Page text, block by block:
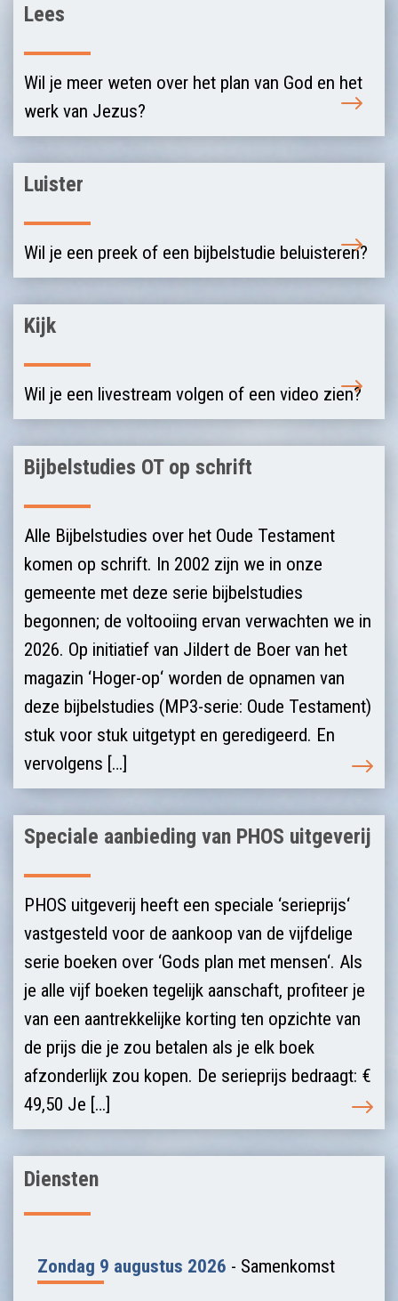
Lees
Wil je meer weten over het plan van God en het
werk van Jezus?
Luister
Wil je een preek of een bijbelstudie beluisteren?
Kijk
Wil je een livestream volgen of een video zien?
Bijbelstudies OT op schrift
Alle Bijbelstudies over het Oude Testament
komen op schrift. In 2002 zijn we in onze
gemeente met deze serie bijbelstudies
begonnen; de voltooiing ervan verwachten we in
2026. Op initiatief van Jildert de Boer van het
magazin ‘Hoger-op‘ worden de opnamen van
deze bijbelstudies (MP3-serie: Oude Testament)
stuk voor stuk uitgetypt en geredigeerd. En
vervolgens […]
Speciale aanbieding van PHOS uitgeverij
PHOS uitgeverij heeft een speciale ‘serieprijs‘
vastgesteld voor de aankoop van de vijfdelige
serie boeken over ‘Gods plan met mensen‘. Als
je alle vijf boeken tegelijk aanschaft, profiteer je
van een aantrekkelijke korting ten opzichte van
de prijs die je zou betalen als je elk boek
afzonderlijk zou kopen. De serieprijs bedraagt: €
49,50 Je […]
Diensten
Zondag 9 augustus 2026 - Samenkomst